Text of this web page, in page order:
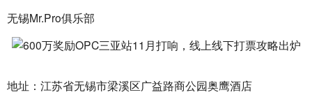
无锡Mr.Pro俱乐部
地址：江苏省无锡市梁溪区广益路商公园奥鹰酒店